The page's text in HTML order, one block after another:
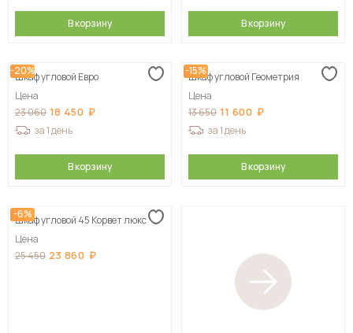
В корзину В корзину
-20%
Шкаф угловой Евро
Цена
23 060 18 450
за 1 день
В корзину
-15%
Шкаф угловой Геометрия
Цена
13 650 11 600
за 1 день
В корзину
-6%
Шкаф угловой 45 Корвет люкс
Цена
25 450 23 860